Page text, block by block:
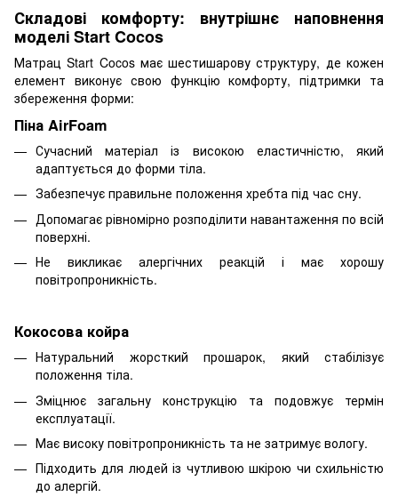
Складові комфорту: внутрішнє наповнення
моделі Start Cocos
Матрац Start Cocos має шестишарову структуру, де кожен
елемент виконує свою функцію комфорту, підтримки та
збереження форми:
Піна AirFoam
Сучасний матеріал із високою еластичністю, який
адаптується до форми тіла.
Забезпечує правильне положення хребта під час сну.
Допомагає рівномірно розподілити навантаження по всій
поверхні.
Не викликає алергічних реакцій і має хорошу
повітропроникність.
Кокосова койра
Натуральний жорсткий прошарок, який стабілізує
положення тіла.
Зміцнює загальну конструкцію та подовжує термін
експлуатації.
Має високу повітропроникність та не затримує вологу.
Підходить для людей із чутливою шкірою чи схильністю
до алергій.